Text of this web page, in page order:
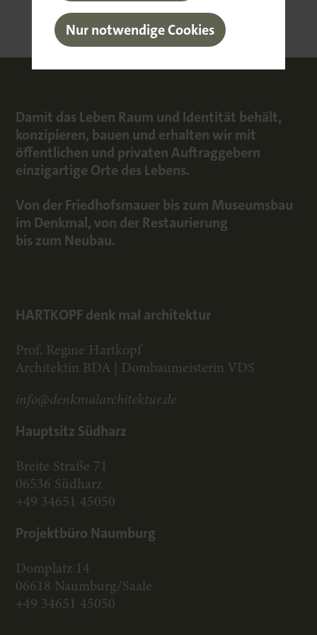
Damit das Leben Raum und Identität behält,
konzipieren, bauen und erhalten wir mit
öffentlichen und privaten Auftraggebern
einzigartige Orte des Lebens.
Von der Friedhofsmauer bis zum Museumsbau
im Denkmal, von der Restaurierung
bis zum Neubau.
HARTKOPF denk mal architektur
Prof. Regine Hartkopf
Architektin BDA | Dombaumeisterin VDS
info@denkmalarchitektur.de
Hauptsitz Südharz
Breite Straße 71
06536 Südharz
+49 34651 45050
Projektbüro Naumburg
Domplatz 14
06618 Naumburg/Saale
+49 34651 45050
Nur notwendige Cookies